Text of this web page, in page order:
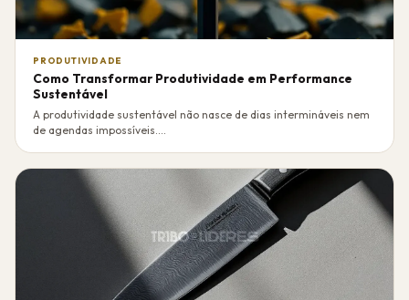
PRODUTIVIDADE
Como Transformar Produtividade em Performance
Sustentável
A produtividade sustentável não nasce de dias intermináveis nem
de agendas impossíveis....